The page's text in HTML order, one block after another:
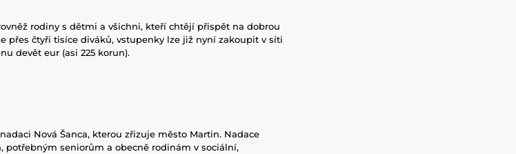
rodiny s dětmi a všichni, kteří chtějí přispět na dobrou
přes čtyři tisíce diváků, vstupenky lze již nyní zakoupit v síti
devět eur (asi 225 korun).
Nová Šanca, kterou zřizuje město Martin. Nadace
potřebným seniorům a obecně rodinám v sociální,